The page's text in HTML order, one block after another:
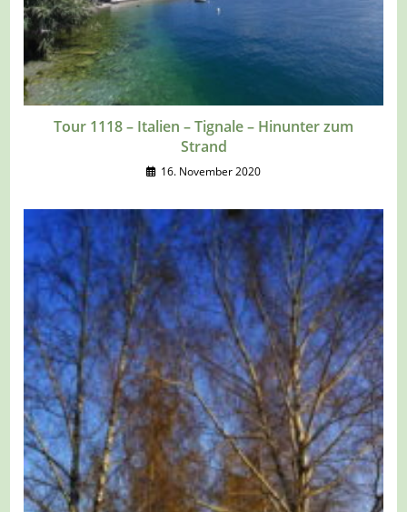
Tour 1118 – Italien – Tignale – Hinunter zum
Strand
16. November 2020